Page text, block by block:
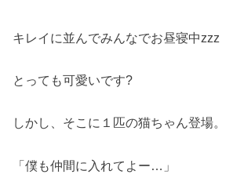
キレイに並んでみんなでお昼寝中zzz
とっても可愛いです?
しかし、そこに１匹の猫ちゃん登場。
「僕も仲間に入れてよー…」